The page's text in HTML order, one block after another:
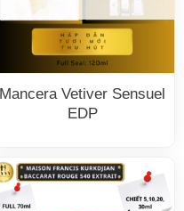
Mancera Vetiver Sensuel
EDP